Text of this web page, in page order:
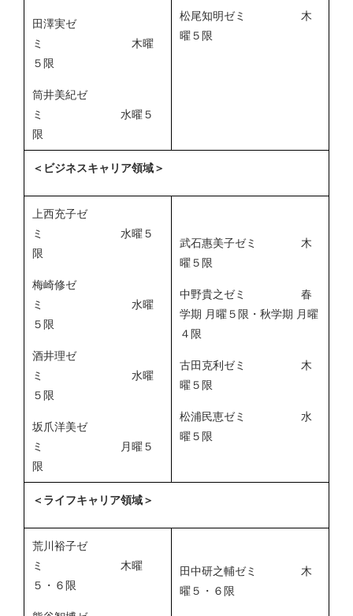
田澤実ゼ
ミ 木曜
５限
筒井美紀ゼ
ミ 水曜５
限
松尾知明ゼミ 木
曜５限
＜ビジネスキャリア領域＞
上西充子ゼ
ミ 水曜５
限
梅崎修ゼ
ミ 水曜
５限
酒井理ゼ
ミ 水曜
５限
坂爪洋美ゼ
ミ 月曜５
限
武石惠美子ゼミ 木
曜５限
中野貴之ゼミ 春
学期 月曜５限・秋学期 月曜
４限
古田克利ゼミ 木
曜５限
松浦民恵ゼミ 水
曜５限
＜ライフキャリア領域＞
荒川裕子ゼ
ミ 木曜
５・６限
田中研之輔ゼミ 木
曜５・６限